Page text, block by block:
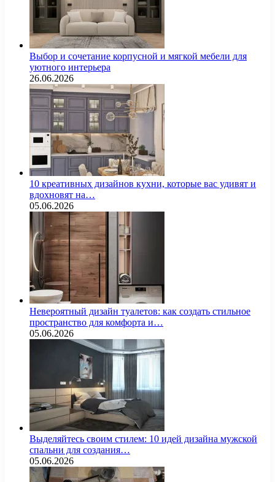
Выбор и сочетание корпусной и мягкой мебели для
уютного интерьера
26.06.2026
10 креативных дизайнов кухни, которые вас удивят и
вдохновят на…
05.06.2026
Невероятный дизайн туалетов: как создать стильное
пространство для комфорта и…
05.06.2026
Выделяйтесь своим стилем: 10 идей дизайна мужской
спальни для создания…
05.06.2026